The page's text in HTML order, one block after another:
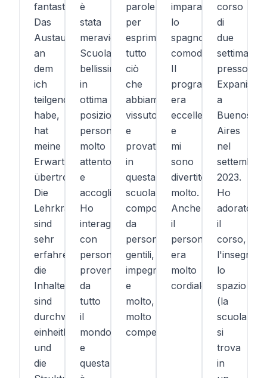
fantastisch!
Das
Austauschprogramm,
an
dem
ich
teilgenommen
habe,
hat
meine
Erwartungen
übertroffen.
Die
Lehrkräfte
sind
sehr
erfahren,
die
Inhalte
sind
durchweg
einheitlich
und
die
è
stata
meravigliosa!
Scuola
bellissima,
in
ottima
posizione,
personale
molto
attento
e
accogliente.
Ho
interagito
con
persone
provenienti
da
tutto
il
mondo
e
questa
parole
per
esprimere
tutto
ciò
che
abbiamo
vissuto
e
provato
in
questa
scuola,
composta
da
persone
gentili,
impegnate
e
molto,
molto
competenti.
imparare
lo
spagnolo
comodamente.
Il
programma
era
eccellente
e
mi
sono
divertito/a
molto.
Anche
il
personale
era
molto
cordiale.
corso
di
due
settimane
presso
Expanish
a
Buenos
Aires
nel
settembre
2023.
Ho
adorato
il
corso,
lo
spazio
(la
scuola
si
trova
in